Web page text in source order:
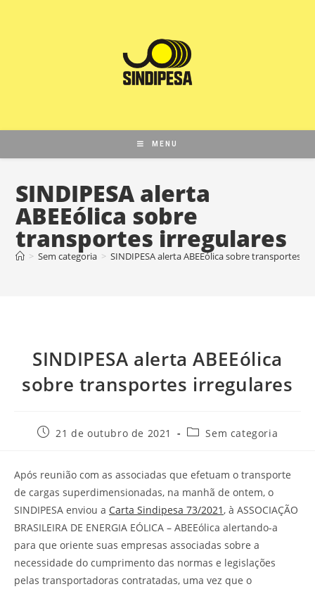
MENU
SINDIPESA alerta
ABEEólica sobre
transportes irregulares
> Sem categoria > SINDIPESA alerta ABEEólica sobre transportes
SINDIPESA alerta ABEEólica
sobre transportes irregulares
21 de outubro de 2021 Sem categoria
Após reunião com as associadas que efetuam o transporte
de cargas superdimensionadas, na manhã de ontem, o
SINDIPESA enviou a Carta Sindipesa 73/2021 , à ASSOCIAÇÃO
BRASILEIRA DE ENERGIA EÓLICA – ABEEólica alertando-a
para que oriente suas empresas associadas sobre a
necessidade do cumprimento das normas e legislações
pelas transportadoras contratadas, uma vez que o